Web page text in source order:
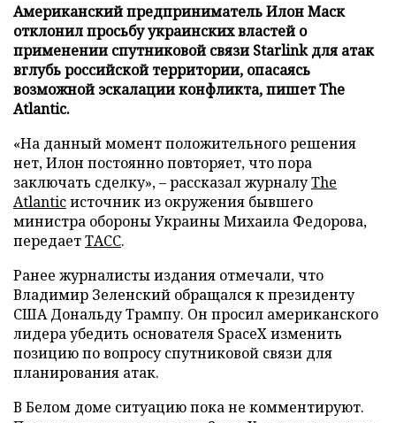
Американский предприниматель Илон Маск
отклонил просьбу украинских властей о
применении спутниковой связи Starlink для атак
вглубь российской территории, опасаясь
возможной эскалации конфликта, пишет The
Atlantic.
«На данный момент положительного решения
нет, Илон постоянно повторяет, что пора
заключать сделку», – рассказал журналуThe
Atlanticисточник из окружения бывшего
министра обороны Украины Михаила Федорова,
передаетТАСС.
Ранее журналисты издания отмечали, что
Владимир Зеленский обращался к президенту
США Дональду Трампу. Он просил американского
лидера убедить основателя SpaceX изменить
позицию по вопросу спутниковой связи для
планирования атак.
В Белом доме ситуацию пока не комментируют.